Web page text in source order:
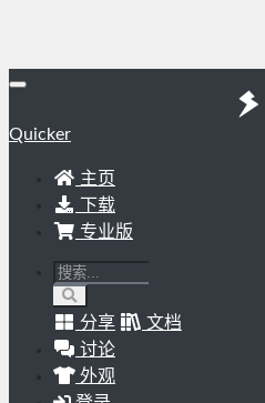
Quicker
主页
下载
专业版
分享
文档
讨论
外观